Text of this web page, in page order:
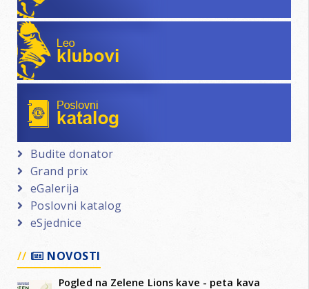
Leo klubovi
Budite donator
Grand prix
eGalerija
Poslovni katalog
eSjednice
NOVOSTI
Pogled na Zelene Lions kave - peta kava